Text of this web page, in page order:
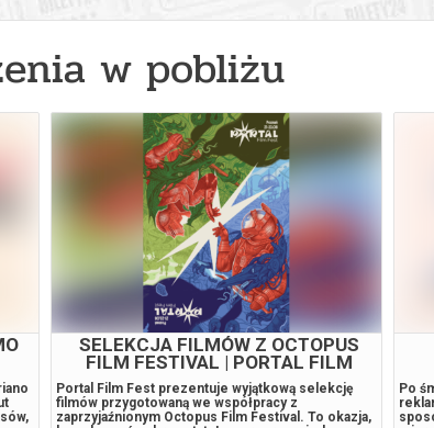
w pobliżu
DO UTRATY TCHU
Rekonstrukcja 4K z okazji 60. rocznicy premiery.
Elektryzujący, nonszalancki i pełen
nieposkromionej energii legendarny debiut Jean-
"O
Reż.